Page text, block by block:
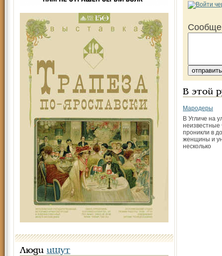
Люди ищут
В этой
Мародеры
В Угличе на
неизвестные
проникли в
женщины и
несколько